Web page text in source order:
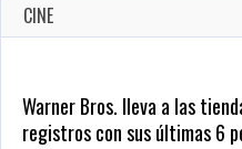
CINE
Warner Bros. lleva a las
registros con sus últimas 6